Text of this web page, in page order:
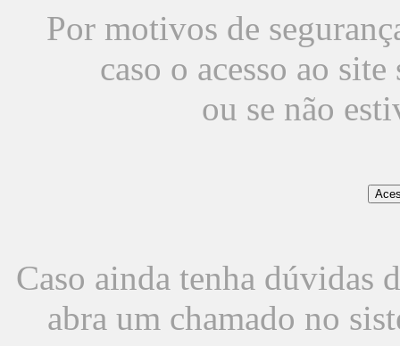
Por motivos de
caso o acesso ao
ou se não
Caso ainda tenha dúvidas
abra um chamado no